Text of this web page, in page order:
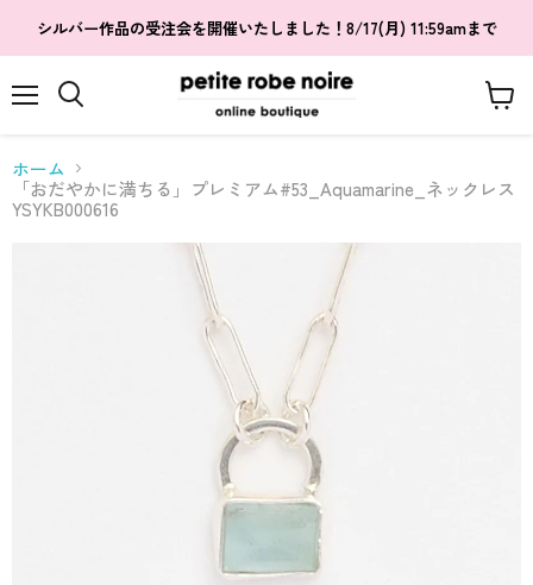
シルバー作品の受注会を開催いたしました！8/17(月) 11:59amまで
ー
る
見
ホーム
「おだやかに満ちる」プレミアム#53_Aquamarine_ネックレス
YSYKB000616